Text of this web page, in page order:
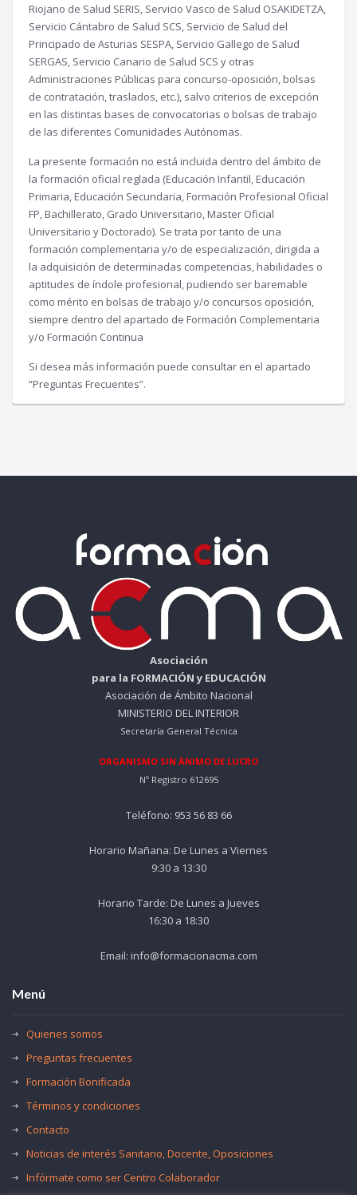
Riojano de Salud SERIS, Servicio Vasco de Salud OSAKIDETZA,
Servicio Cántabro de Salud SCS, Servicio de Salud del
Principado de Asturias SESPA, Servicio Gallego de Salud
SERGAS, Servicio Canario de Salud SCS y otras
Administraciones Públicas para concurso-oposición, bolsas
de contratación, traslados, etc.), salvo criterios de excepción
en las distintas bases de convocatorias o bolsas de trabajo
de las diferentes Comunidades Autónomas.
La presente formación no está incluida dentro del ámbito de
la formación oficial reglada (Educación Infantil, Educación
Primaria, Educación Secundaria, Formación Profesional Oficial
FP, Bachillerato, Grado Universitario, Master Oficial
Universitario y Doctorado). Se trata por tanto de una
formación complementaria y/o de especialización, dirigida a
la adquisición de determinadas competencias, habilidades o
aptitudes de índole profesional, pudiendo ser baremable
como mérito en bolsas de trabajo y/o concursos oposición,
siempre dentro del apartado de Formación Complementaria
y/o Formación Continua
Si desea más información puede consultar en el apartado
“Preguntas Frecuentes”.
Asociación
para la FORMACIÓN y EDUCACIÓN
Asociación de Ámbito Nacional
MINISTERIO DEL INTERIOR
Secretaría General Técnica
ORGANISMO SIN ÁNIMO DE LUCRO
Nº Registro 612695
Teléfono: 953 56 83 66
Horario Mañana: De Lunes a Viernes
9:30 a 13:30
Horario Tarde: De Lunes a Jueves
16:30 a 18:30
Email: info@formacionacma.com
Menú
Quienes somos
Preguntas frecuentes
Formación Bonificada
Términos y condiciones
Contacto
Noticias de interés Sanitario, Docente, Oposiciones
Infórmate como ser Centro Colaborador